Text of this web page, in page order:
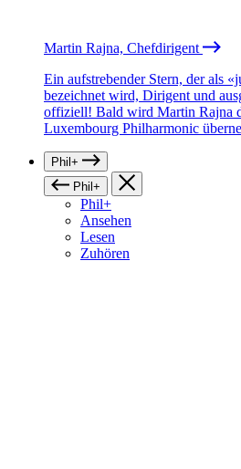
Martin Rajna, Chefdirigent
Ein aufstrebender Stern, der als
bezeichnet wird, Dirigent und
offiziell! Bald wird Martin Rajna
Luxembourg Philharmonic
Phil+
Phil+
Phil+
Ansehen
Lesen
Zuhören